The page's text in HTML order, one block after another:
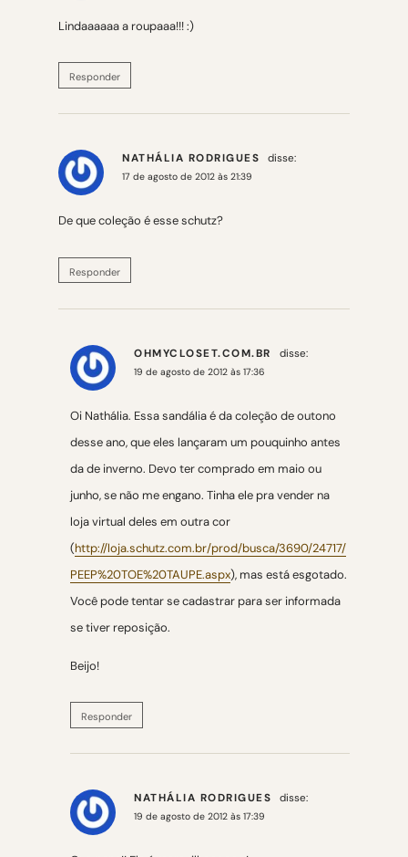
Lindaaaaaa a roupaaa!!! :)
Responder
NATHÁLIA RODRIGUES disse:
17 de agosto de 2012 às 21:39
De que coleção é esse schutz?
Responder
OHMYCLOSET.COM.BR disse:
19 de agosto de 2012 às 17:36
Oi Nathália. Essa sandália é da coleção de outono
desse ano, que eles lançaram um pouquinho antes
da de inverno. Devo ter comprado em maio ou
junho, se não me engano. Tinha ele pra vender na
loja virtual deles em outra cor
(http://loja.schutz.com.br/prod/busca/3690/24717/
PEEP%20TOE%20TAUPE.aspx), mas está esgotado.
Você pode tentar se cadastrar para ser informada
se tiver reposição.
Beijo!
Responder
NATHÁLIA RODRIGUES disse:
19 de agosto de 2012 às 17:39